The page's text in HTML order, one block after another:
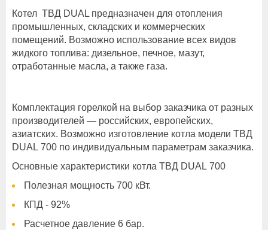
Котел ТВД DUAL предназначен для отопления
промышленных, складских и коммерческих
помещений. Возможно использование всех видов
жидкого топлива: дизельное, печное, мазут,
отработанные масла, а также газа.
Комплектация горелкой на выбор заказчика от разных
производителей — российских, европейских,
азиатских. Возможно изготовление котла модели ТВД
DUAL 700 по индивидуальным параметрам заказчика.
Основные характеристики котла ТВД DUAL 700
Полезная мощность 700 кВт.
КПД - 92%
Расчетное давление 6 бар.